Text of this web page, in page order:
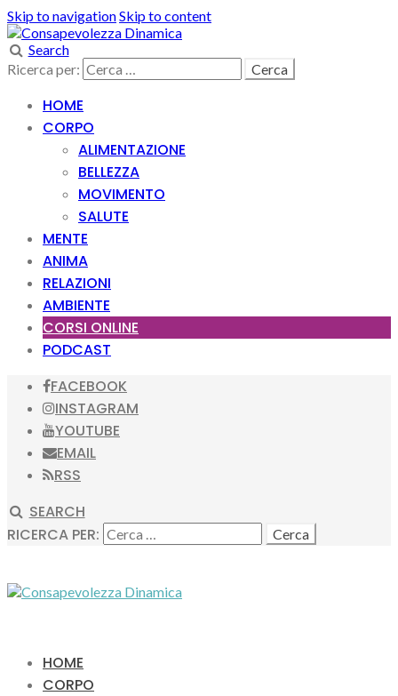
Skip to navigationSkip to content
Search
Ricerca per:
HOME
CORPO
ALIMENTAZIONE
BELLEZZA
MOVIMENTO
SALUTE
MENTE
ANIMA
RELAZIONI
AMBIENTE
CORSI ONLINE
PODCAST
FACEBOOK
INSTAGRAM
YOUTUBE
EMAIL
RSS
SEARCH
RICERCA PER:
HOME
CORPO